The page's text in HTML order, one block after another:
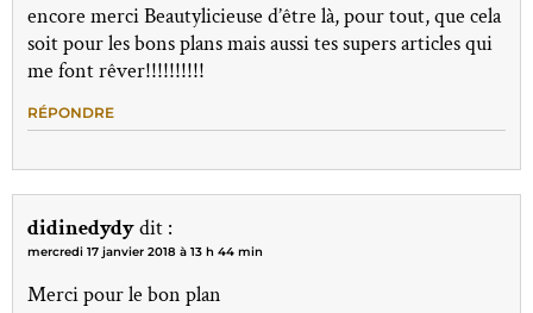
encore merci Beautylicieuse d’être là, pour tout, que cela
soit pour les bons plans mais aussi tes supers articles qui
me font rêver!!!!!!!!!!
RÉPONDRE
didinedydydit :
mercredi 17 janvier 2018 à 13 h 44 min
Merci pour le bon plan